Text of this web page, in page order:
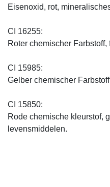
Eisenoxid, rot,
CI 16255:
Roter chemischer
CI 15985:
Gelber chemischer
CI 15850:
Rode chemische kleurstof,
levensmiddelen.